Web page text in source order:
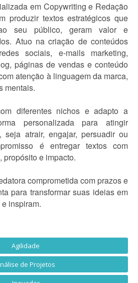
em Copywriting e Redação
produzir textos estratégicos que
seu público, geram valor e
Atuo na criação de conteúdos
sociais, e-mails marketing,
páginas de vendas e conteúdo
atenção à linguagem da marca,
mentais.
diferentes nichos e adapto a
personalizada para atingir
seja atrair, engajar, persuadir ou
é entregar textos com
e impacto.
comprometida com prazos e
para transformar suas ideias em
inspiram.
Agilidade
de Projetos